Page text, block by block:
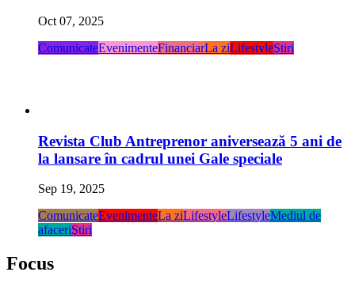
Oct 07, 2025
ComunicateEvenimenteFinanciarLa ziLifestyleŞtiri
Revista Club Antreprenor aniversează 5 ani de
la lansare în cadrul unei Gale speciale
Sep 19, 2025
ComunicateEvenimenteLa ziLifestyleLifestyleMediul de
afaceriŞtiri
Focus